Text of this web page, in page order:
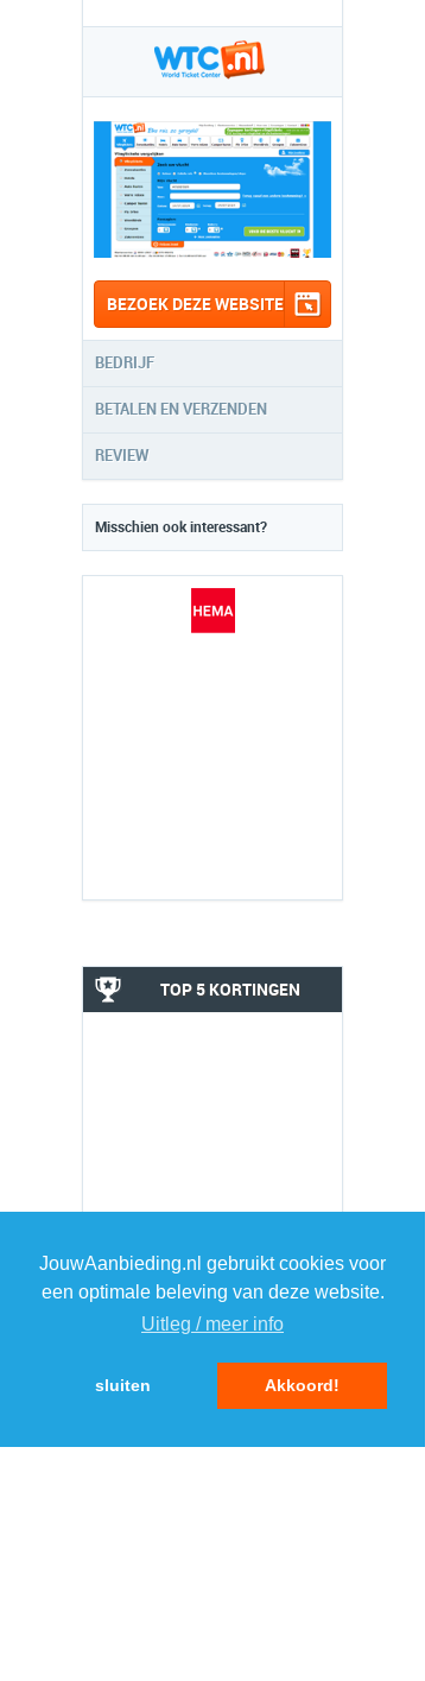
JouwAanbieding.nl gebruikt cookies voor
een optimale beleving van deze website.
Uitleg / meer info
sluiten Akkoord!
BEZOEK DEZE WEBSITE
BEDRIJF
BETALEN EN VERZENDEN
REVIEW
Misschien ook interessant?
TOP 5 KORTINGEN